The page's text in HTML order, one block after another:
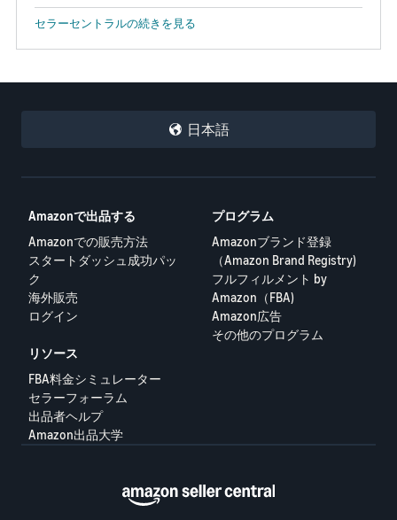
セラーセントラルの続きを見る
日本語
Amazonで出品する
Amazonでの販売方法
スタートダッシュ成功パッ
ク
海外販売
ログイン
プログラム
Amazonブランド登録
（Amazon Brand Registry)
フルフィルメント by
Amazon（FBA)
Amazon広告
その他のプログラム
リソース
FBA料金シミュレーター
セラーフォーラム
出品者ヘルプ
Amazon出品大学